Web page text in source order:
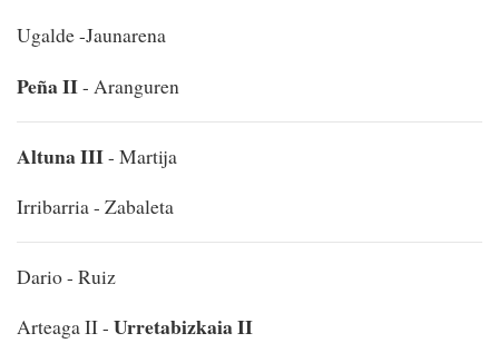
Ugalde -Jaunarena
Peña II- Aranguren
Altuna III- Martija
Irribarria - Zabaleta
Dario - Ruiz
Arteaga II - Urretabizkaia II